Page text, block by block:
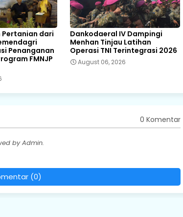
Pertanian dari
Penanganan
FMNJP
Dankodaeral IV Dampingi
Menhan Tinjau Latihan
Operasi TNI Terintegrasi 2026
August 06, 2026
0 Komentar
by Admin.
(0)